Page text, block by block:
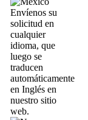
Envíenos su
solicitud en
cualquier
idioma, que
luego se
traducen
automáticamente
en Inglés en
nuestro sitio
web.